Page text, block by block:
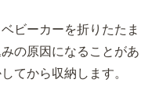
ビーカーを折りたたま
の原因になることがあ
てから収納します。